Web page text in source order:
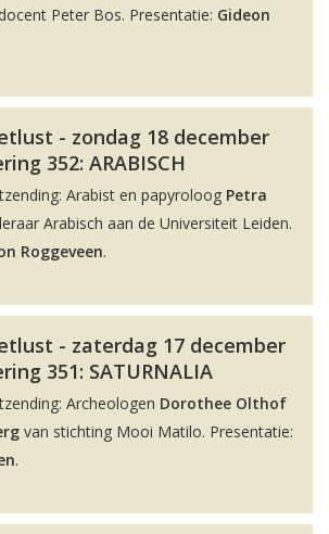
Peter Bos. Presentatie: Gideon
- zondag 18 december
352: ARABISCH
Arabist en papyroloog Petra
Arabisch aan de Universiteit Leiden.
Roggeveen.
- zaterdag 17 december
351: SATURNALIA
Archeologen Dorothee Olthof
van stichting Mooi Matilo. Presentatie:
.